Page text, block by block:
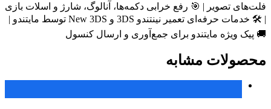
فلت‌های تصویر | 🎯 رفع خرابی دکمه‌ها، آنالوگ، شارژ و اسلات بازی
| 🛠 خدمات حرفه‌ای تعمیر نینتندو 3DS و New 3DS توسط مایتندو |
🚚 پیک ویژه مایتندو برای جمع‌آوری و ارسال کنسول
محصولات مشابه